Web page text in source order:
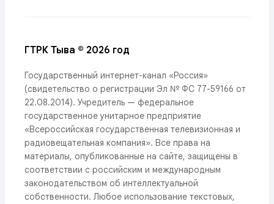
ГТРК Тыва © 2026 год
Государственный интернет-канал «Россия»
(свидетельство о регистрации Эл № ФС 77-59166 от
22.08.2014). Учредитель — федеральное
государственное унитарное предприятие
«Всероссийская государственная телевизионная и
радиовещательная компания». Все права на
материалы, опубликованные на сайте, защищены в
соответствии с российским и международным
законодательством об интеллектуальной
собственности. Любое использование текстовых,